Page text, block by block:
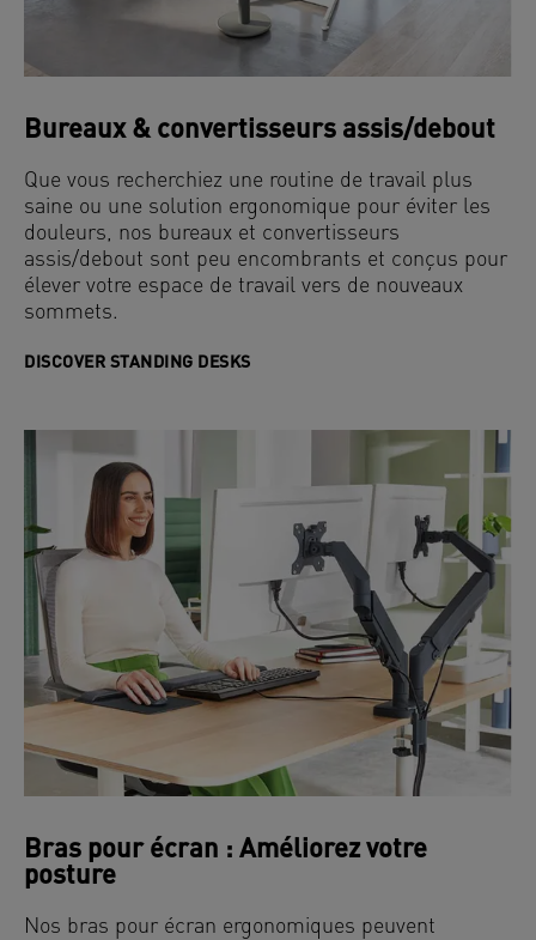
Bureaux & convertisseurs assis/debout
Que vous recherchiez une routine de travail plus
saine ou une solution ergonomique pour éviter les
douleurs, nos bureaux et convertisseurs
assis/debout sont peu encombrants et conçus pour
élever votre espace de travail vers de nouveaux
sommets.
DISCOVER STANDING DESKS
Bras pour écran : Améliorez votre
posture
Nos bras pour écran ergonomiques peuvent